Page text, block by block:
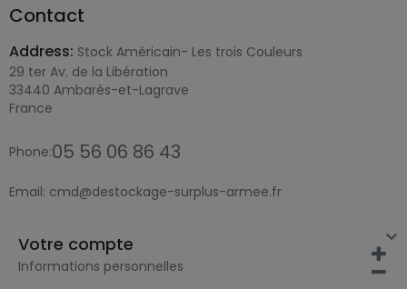
Contact
Address: Stock Américain- Les trois Couleurs
29 ter Av. de la Libération
33440 Ambarès-et-Lagrave
France
Phone:05 56 06 86 43
Email: cmd@destockage-surplus-armee.fr

Votre compte
Informations personnelles